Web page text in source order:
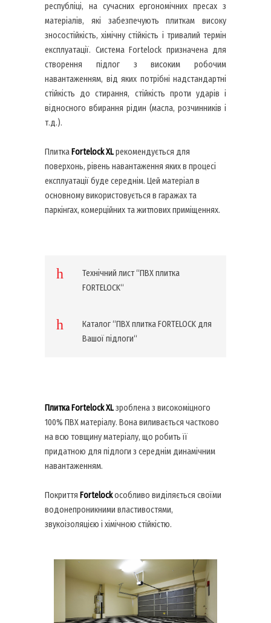
республіці, на сучасних ергономічних пресах з
матеріалів, які забезпечують плиткам високу
зносостійкість, хімічну стійкість і тривалий термін
експлуатації. Система Fortelock призначена для
створення підлог з високим робочим
навантаженням, від яких потрібні надстандартні
стійкість до стирання, стійкість проти ударів і
відносного вбирання рідин (масла, розчинників і
т.д.).
ПлиткаFortelockXLрекомендується для
поверхонь, рівень навантаження яких в процесі
експлуатації буде середнім. Цей матеріал в
основному використовується в гаражах та
паркінгах, комерційних та житлових приміщеннях.
Технічний лист “ПВХ плитка
FORTELOCK“
Каталог “ПВХ плитка FORTELOCK для
Вашої підлоги“
Плитка Fortelock XLзроблена з високоміцного
100% ПВХ матеріалу. Вона виливається частково
на всю товщину матеріалу, що робить її
придатною для підлоги з середнім динамічним
навантаженням.
Покриття Fortelockособливо виділяється своїми
водонепроникними властивостями,
звукоізоляцією і хімічною стійкістю.